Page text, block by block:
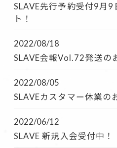
SLAVE先行予約受付9月
ト！
2022/08/18
SLAVE会報Vol.72発送の
2022/08/05
SLAVEカスタマー休業の
2022/06/12
SLAVE 新規入会受付中！